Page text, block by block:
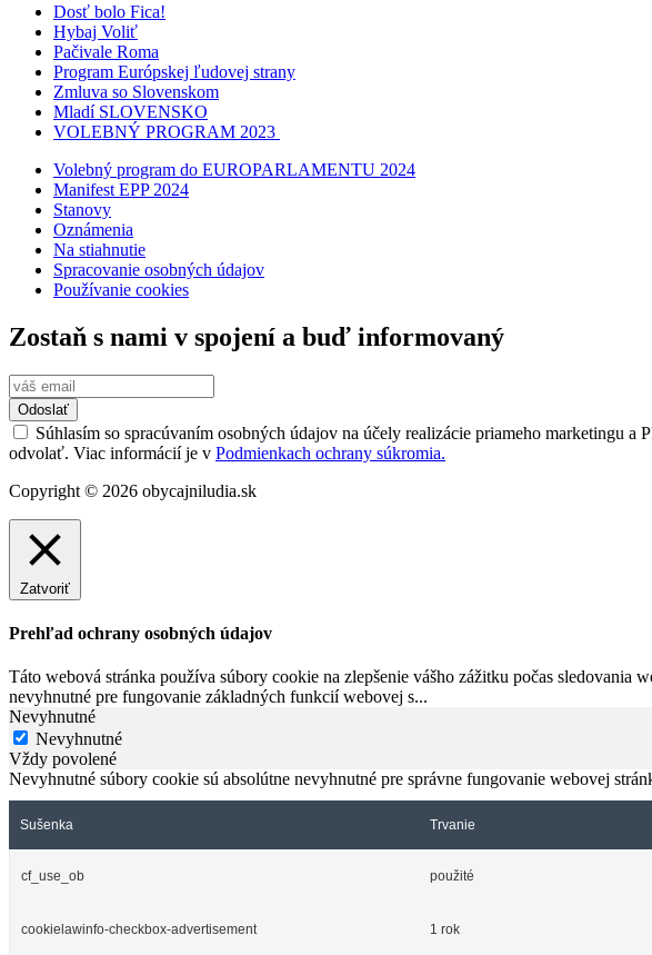
Dosť bolo Fica!
Hybaj Voliť
Pačivale Roma
Program Európskej ľudovej strany
Zmluva so Slovenskom
Mladí SLOVENSKO
VOLEBNÝ PROGRAM 2023
Volebný program do EUROPARLAMENTU 2024
Manifest EPP 2024
Stanovy
Oznámenia
Na stiahnutie
Spracovanie osobných údajov
Používanie cookies
Zostaň s nami v spojení a buď informovaný
Odoslať
Súhlasím so spracúvaním osobných údajov na účely realizácie priameho marketingu
odvolať. Viac informácií je v Podmienkach ochrany súkromia.
Copyright © 2026 obycajniludia.sk
Zatvoriť
Prehľad ochrany osobných údajov
Táto webová stránka používa súbory cookie na zlepšenie vášho zážitku počas
nevyhnutné pre fungovanie základných funkcií webovej s...
Nevyhnutné
Nevyhnutné
Vždy povolené
Nevyhnutné súbory cookie sú absolútne nevyhnutné pre správne fungovanie webovej
Sušenka Trvanie
cf_use_ob použité
cookielawinfo-checkbox-advertisement 1 rok